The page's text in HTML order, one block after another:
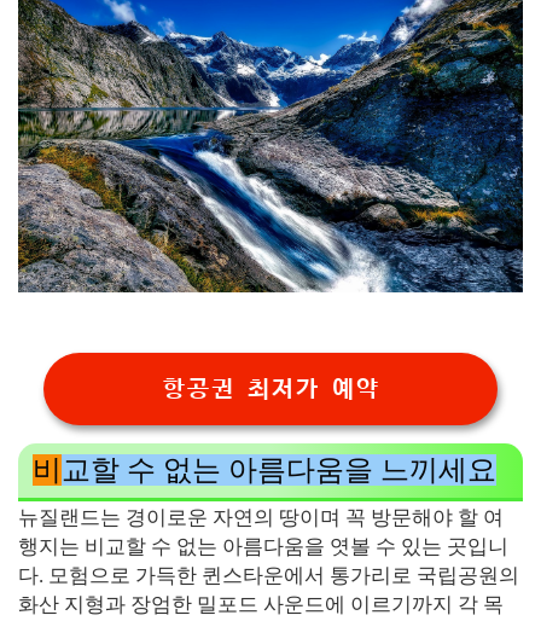
항공권 최저가 예약
비 교할 수 없는 아름다움을 느끼세요
뉴질랜드는 경이로운 자연의 땅이며 꼭 방문해야 할 여
행지는 비교할 수 없는 아름다움을 엿볼 수 있는 곳입니
다. 모험으로 가득한 퀸스타운에서 통가리로 국립공원의
화산 지형과 장엄한 밀포드 사운드에 이르기까지 각 목